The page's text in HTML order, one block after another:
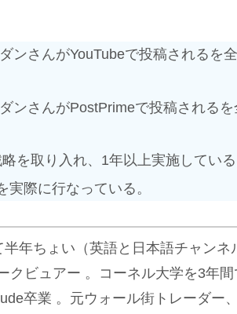
ンさんがYouTubeで投稿されるを
ンさんがPostPrimeで投稿される
を取り入れ、1年以上実施している
際に行なっている。
半年ちょい（英語と日本語チャンネ
クビュアー 。コーネル大学を3年間
卒業 。元ウォール街トレーダー